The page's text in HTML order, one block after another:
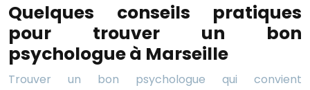
Quelques conseils pratiques
pour trouver un bon
psychologue à Marseille
Trouver un bon psychologue qui convient